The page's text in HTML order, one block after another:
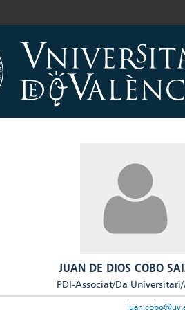
JUAN DE DIOS COBO
PDI-Associat/Da